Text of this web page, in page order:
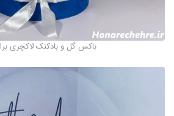
باکس گل و بادکنک لاکچری